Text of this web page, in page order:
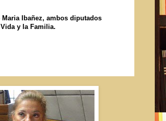
Ibañez, ambos diputados
y la Familia.